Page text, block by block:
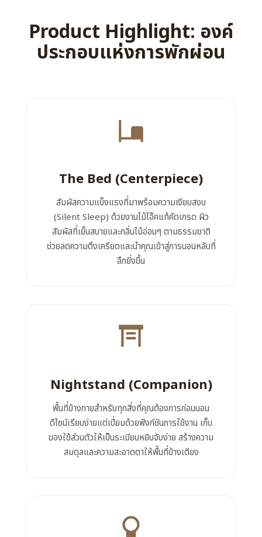
Product Highlight: องค์
ประกอบแห่งการพักผ่อน
The Bed (Centerpiece)
สัมผัสความแข็งแรงที่มาพร้อมความเงียบสงบ
(Silent Sleep) ด้วยงานไม้โอ๊คแท้คัดเกรด ผิว
สัมผัสที่เย็นสบายและกลิ่นไม้อ่อนๆ ตามธรรมชาติ
ช่วยลดความตึงเครียดและนำคุณเข้าสู่การนอนหลับที่
ลึกยิ่งขึ้น
Nightstand (Companion)
พื้นที่ข้างกายสำหรับทุกสิ่งที่คุณต้องการก่อนนอน
ดีไซน์เรียบง่ายแต่เปี่ยมด้วยฟังก์ชันการใช้งาน เก็บ
ของใช้ส่วนตัวให้เป็นระเบียบหยิบจับง่าย สร้างความ
สมดุลและความสะอาดตาให้พื้นที่ข้างเตียง